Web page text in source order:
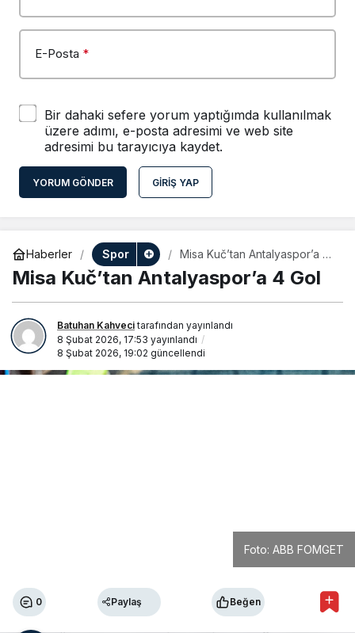
E-Posta *
Bir dahaki sefere yorum yaptığımda kullanılmak
üzere adımı, e-posta adresimi ve web site
adresimi bu tarayıcıya kaydet.
YORUM GÖNDER GIRIŞ YAP
Haberler Spor
Misa Kuč’tan Antalyaspor’a 4
Gol
Misa Kuč’tan Antalyaspor’a 4 Gol
Batuhan Kahvecitarafından yayınlandı
8 Şubat 2026, 17:53 yayınlandı
8 Şubat 2026, 19:02 güncellendi
Foto: ABB FOMGET
0 Paylaş Beğen